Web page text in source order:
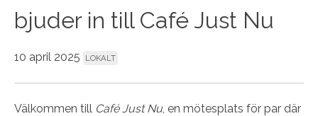
bjuder in till Café Just Nu
10 april 2025 LOKALT
Välkommen till Café Just Nu, en mötesplats för par där